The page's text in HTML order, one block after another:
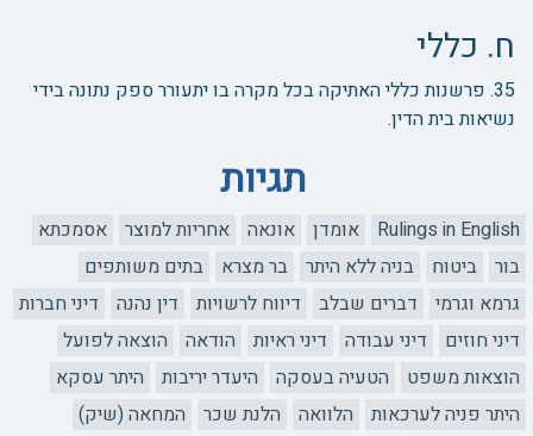
ח. כללי
35. פרשנות כללי האתיקה בכל מקרה בו יתעורר ספק נתונה בידי
נשיאות בית הדין.
תגיות
Rulings in English אומדן אונאה אחריות למוצר
אסמכתא
בור
ביטוח בניה ללא היתר בר מצרא
בתים משותפים
גרמא וגרמי
דברים שבלב דיווח לרשויות דין נהנה
דיני חברות
דיני חוזים
דיני עבודה דיני ראיות הודאה
הוצאה לפועל
הוצאות משפט
הטעיה בעסקה היעדר יריבות
היתר עסקא
היתר פניה לערכאות
הלוואה הלנת שכר
המחאה (שיק)